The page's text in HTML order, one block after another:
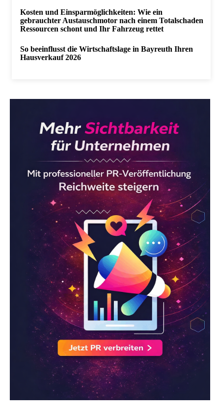
Kosten und Einsparmöglichkeiten: Wie ein
gebrauchter Austauschmotor nach einem Totalschaden
Ressourcen schont und Ihr Fahrzeug rettet
So beeinflusst die Wirtschaftslage in Bayreuth Ihren
Hausverkauf 2026